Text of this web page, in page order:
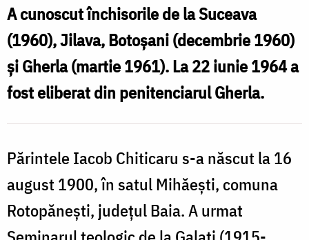
–
Mărturisitor
în
temnițele
A cunoscut închisorile de la Suceava
(1960), Jilava, Botoșani (decembrie 1960)
și Gherla (martie 1961). La 22 iunie 1964 a
fost eliberat din penitenciarul Gherla.
Părintele Iacob Chiticaru s-a născut la 16
august 1900, în satul Mihăești, comuna
Rotopănești, județul Baia. A urmat